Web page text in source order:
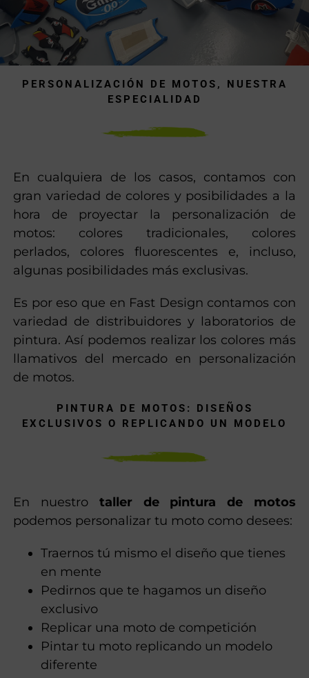
PERSONALIZACIÓN DE MOTOS, NUESTRA
ESPECIALIDAD
En cualquiera de los casos, contamos con
gran variedad de colores y posibilidades a la
hora de proyectar la personalización de
motos: colores tradicionales, colores
perlados, colores fluorescentes e, incluso,
algunas posibilidades más exclusivas.
Es por eso que en Fast Design contamos con
variedad de distribuidores y laboratorios de
pintura. Así podemos realizar los colores más
llamativos del mercado en personalización
de motos.
PINTURA DE MOTOS: DISEÑOS
EXCLUSIVOS O REPLICANDO UN MODELO
En nuestro taller de pintura de motos
podemos personalizar tu moto como desees:
Traernos tú mismo el diseño que tienes
en mente
Pedirnos que te hagamos un diseño
exclusivo
Replicar una moto de competición
Pintar tu moto replicando un modelo
diferente